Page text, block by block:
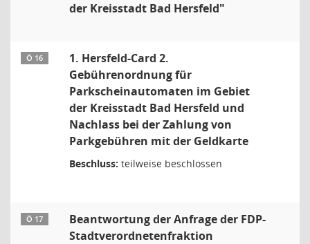
der Kreisstadt Bad Hersfeld"
Ö 16
1. Hersfeld-Card 2.
Gebührenordnung für
Parkscheinautomaten im Gebiet
der Kreisstadt Bad Hersfeld und
Nachlass bei der Zahlung von
Parkgebühren mit der Geldkarte
Beschluss: teilweise beschlossen
Ö 17
Beantwortung der Anfrage der FDP-
Stadtverordnetenfraktion